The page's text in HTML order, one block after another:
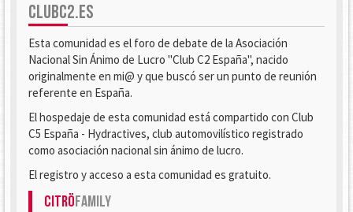
CLUBC2.ES
Esta comunidad es el foro de debate de la Asociación
Nacional Sin Ánimo de Lucro "Club C2 España", nacido
originalmente en mi@ y que buscó ser un punto de reunión
referente en España.
El hospedaje de esta comunidad está compartido con Club
C5 España - Hydractives, club automovilístico registrado
como asociación nacional sin ánimo de lucro.
El registro y acceso a esta comunidad es gratuito.
CitröFamily